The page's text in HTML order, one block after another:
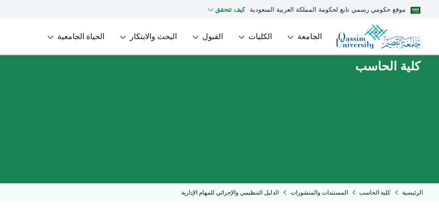
موقع حكومي رسمي تابع لحكومة المملكة العربية السعودية كيف تتحقق
الجامعة الكليات القبول البحث والابتكار الحياة الجامعية
كلية الحاسب
الرئيسية كلية الحاسب المستندات والمنشورات الدليل التنظيمي والإجرائي للمهام الإدارية